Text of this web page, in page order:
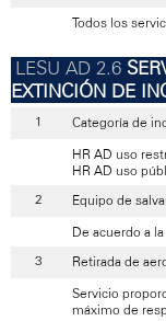
Todos los
EXTINCIÓN DE
Categoría de
HR AD uso
HR AD uso
Equipo de
De acuerdo a
Retirada de
Servicio
máximo de